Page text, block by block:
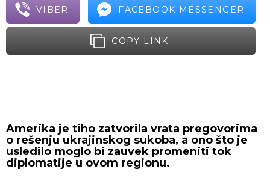
VIBER FACEBOOK MESSENGER
COPY LINK
Amerika je tiho zatvorila vrata pregovorima
o rešenju ukrajinskog sukoba, a ono što je
usledilo moglo bi zauvek promeniti tok
diplomatije u ovom regionu.